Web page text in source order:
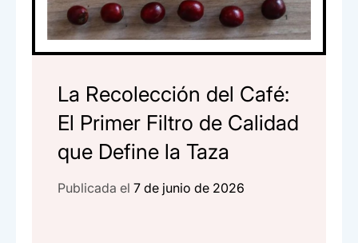
La Recolección del Café:
El Primer Filtro de Calidad
que Define la Taza
Publicada el 7 de junio de 2026